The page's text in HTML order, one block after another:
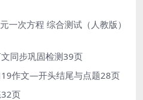
一次方程 综合测试（人教版）
同步巩固检测39页
作文—开头结尾与点题28页
页